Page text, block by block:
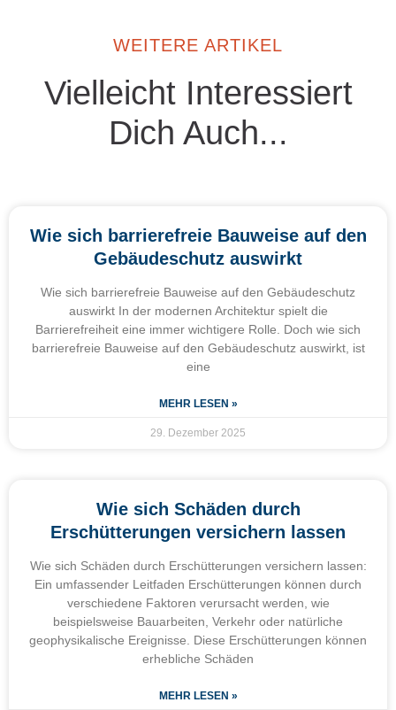
WEITERE ARTIKEL
Vielleicht Interessiert
Dich Auch...
Wie sich barrierefreie Bauweise auf den
Gebäudeschutz auswirkt
Wie sich barrierefreie Bauweise auf den Gebäudeschutz
auswirkt In der modernen Architektur spielt die
Barrierefreiheit eine immer wichtigere Rolle. Doch wie sich
barrierefreie Bauweise auf den Gebäudeschutz auswirkt, ist
eine
MEHR LESEN »
29. Dezember 2025
Wie sich Schäden durch
Erschütterungen versichern lassen
Wie sich Schäden durch Erschütterungen versichern lassen:
Ein umfassender Leitfaden Erschütterungen können durch
verschiedene Faktoren verursacht werden, wie
beispielsweise Bauarbeiten, Verkehr oder natürliche
geophysikalische Ereignisse. Diese Erschütterungen können
erhebliche Schäden
MEHR LESEN »